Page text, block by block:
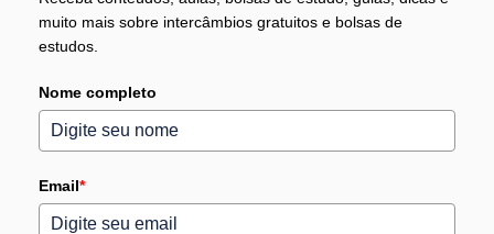
muito mais sobre intercâmbios gratuitos e bolsas de
estudos.
Nome completo
Email*